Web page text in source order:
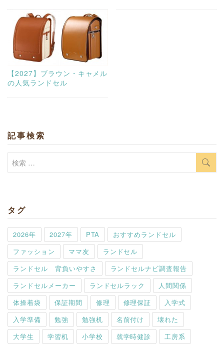
【2027】ブラウン・キャメル
の人気ランドセル
記事検索
検
タグ
2026年 2027年 PTA
おすすめランドセル
ファッション
ママ友
ランドセル
ランドセル 背負いやすさ
ランドセルナビ調査報告
ランドセルメーカー
ランドセルラック
人間関係
体操着袋
保証期間 修理 修理保証
入学式
入学準備
勉強 勉強机 名前付け
壊れた
大学生
学習机 小学校 就学時健診
工房系